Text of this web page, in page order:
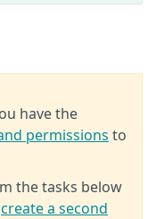
have the
permissions to
the tasks below
create a second